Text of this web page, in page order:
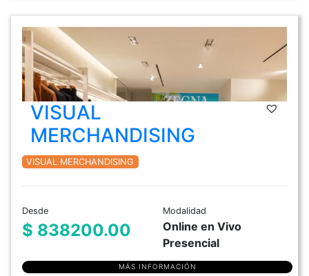
VISUAL
MERCHANDISING
VISUAL MERCHANDISING
Desde
$ 838200.00
Modalidad
Online en Vivo
Presencial
MÁS INFORMACIÓN